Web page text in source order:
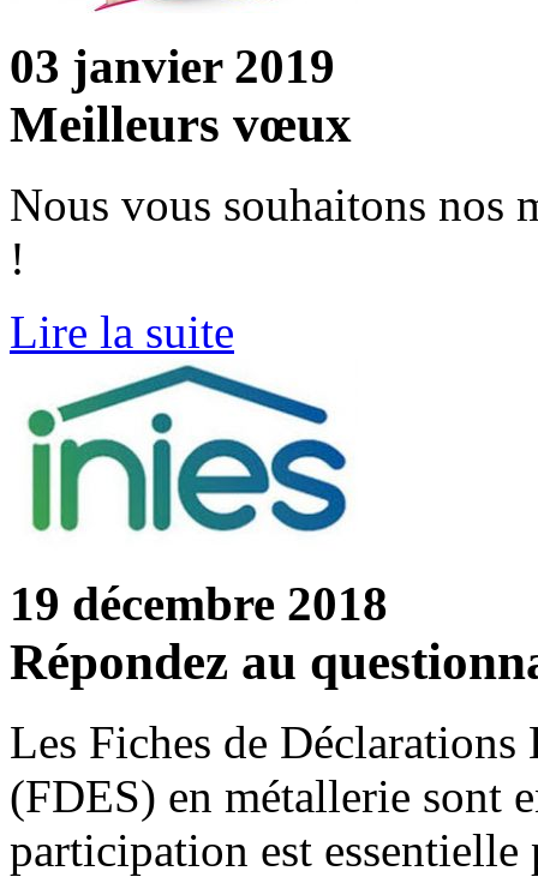
03 janvier 2019
Meilleurs vœux
Nous vous souhaitons nos
!
Lire la suite
19 décembre 2018
Répondez au
Les Fiches de
(FDES) en métallerie sont
participation est